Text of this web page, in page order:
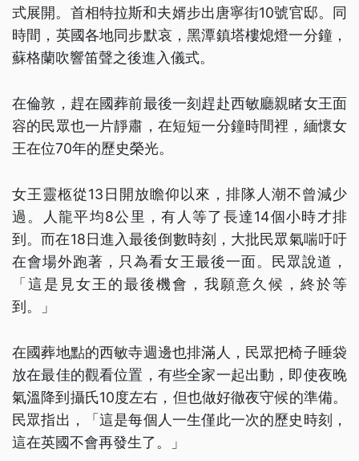
式展開。首相特拉斯和夫婿步出唐寧街10號官邸。同
時間，英國各地同步默哀，黑潭鎮塔樓熄燈一分鐘，
蘇格蘭吹響笛聲之後進入儀式。
在倫敦，趕在國葬前最後一刻趕赴西敏廳親睹女王面
容的民眾也一片靜肅，在短短一分鐘時間裡，緬懷女
王在位70年的歷史榮光。
女王靈柩從13日開放瞻仰以來，排隊人潮不曾減少
過。人龍平均8公里，有人等了長達14個小時才排
到。而在18日進入最後倒數時刻，大批民眾氣喘吁吁
在會場外跑著，只為看女王最後一面。民眾說道，
「這是見女王的最後機會，我願意久候，終於等
到。」
在國葬地點的西敏寺週邊也排滿人，民眾把椅子睡袋
放在最佳的觀看位置，有些全家一起出動，即使夜晚
氣溫降到攝氏10度左右，但也做好徹夜守候的準備。
民眾指出，「這是每個人一生僅此一次的歷史時刻，
這在英國不會再發生了。」